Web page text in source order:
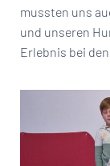
mussten uns
und unseren
Erlebnis bei